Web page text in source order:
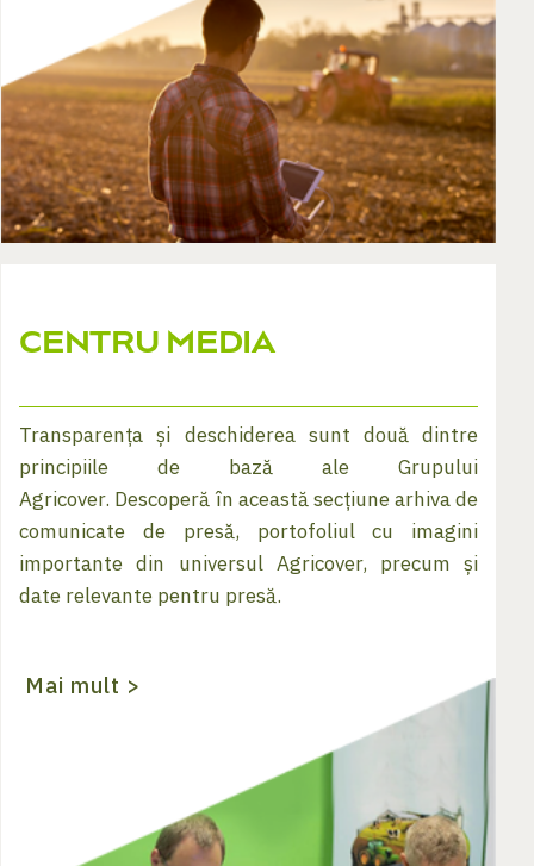
CENTRU MEDIA
Transparența și deschiderea sunt două dintre
principiile de bază ale Grupului
Agricover. Descoperă în această secțiune arhiva de
comunicate de presă, portofoliul cu imagini
importante din universul Agricover, precum și
date relevante pentru presă.
Mai mult >